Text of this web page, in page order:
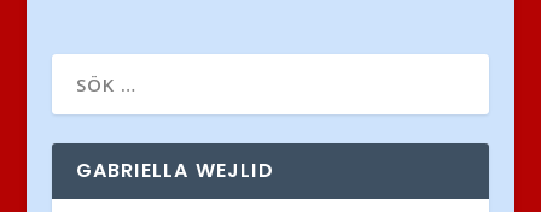
GABRIELLA WEJLID